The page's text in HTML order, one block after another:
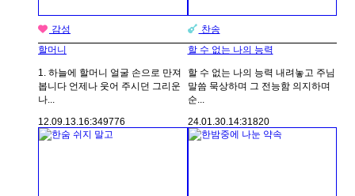
감성
할머니
1. 하늘에 할머니 얼굴 손으로 만져
봅니다 언제나 웃어 주시던 그리운
나...
12.09.13. 16:349776
찬송
할 수 없는 나의 능력
할 수 없는 나의 능력 내려놓고 주님
말씀 묵상하며 그 전능함 의지하며
순...
24.01.30. 14:31 820